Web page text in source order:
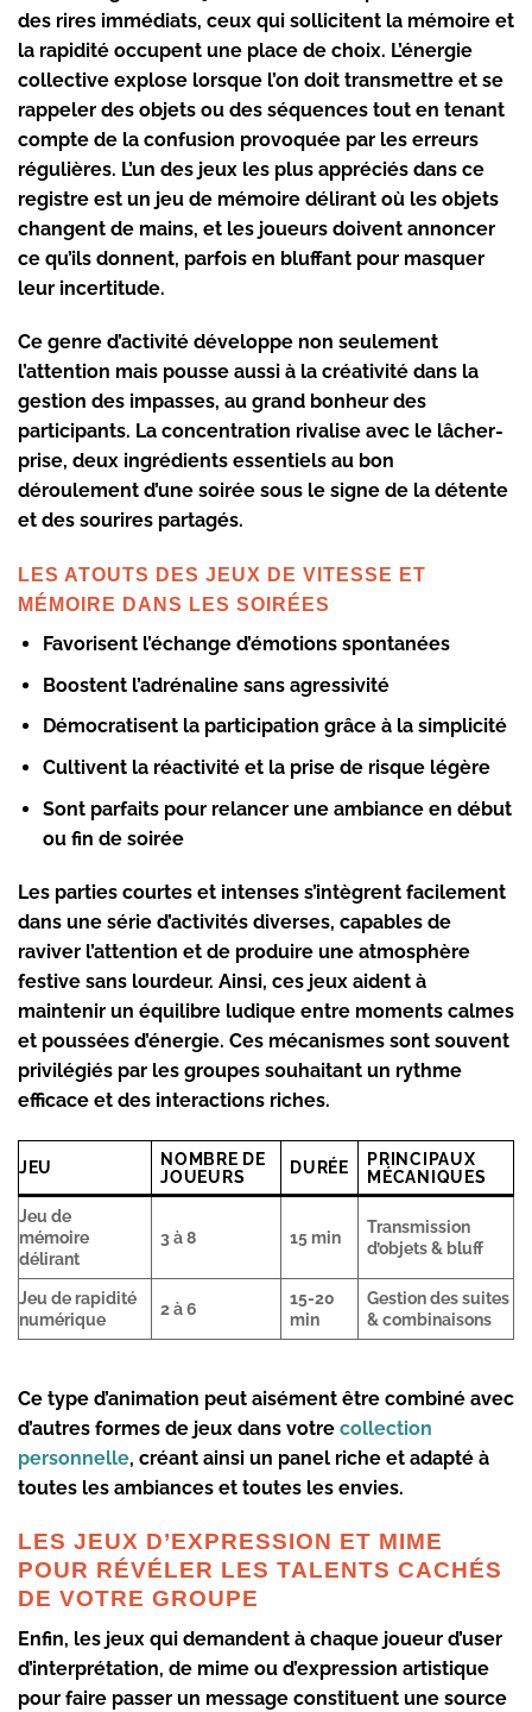
des rires immédiats, ceux qui sollicitent la mémoire et
la rapidité occupent une place de choix. L’énergie
collective explose lorsque l’on doit transmettre et se
rappeler des objets ou des séquences tout en tenant
compte de la confusion provoquée par les erreurs
régulières. L’un des jeux les plus appréciés dans ce
registre est un jeu de mémoire délirant où les objets
changent de mains, et les joueurs doivent annoncer
ce qu’ils donnent, parfois en bluffant pour masquer
leur incertitude.
Ce genre d’activité développe non seulement
l’attention mais pousse aussi à la créativité dans la
gestion des impasses, au grand bonheur des
participants. La concentration rivalise avec le lâcher-
prise, deux ingrédients essentiels au bon
déroulement d’une soirée sous le signe de la détente
et des sourires partagés.
LES ATOUTS DES JEUX DE VITESSE ET
MÉMOIRE DANS LES SOIRÉES
Favorisent l’échange d’émotions spontanées
Boostent l’adrénaline sans agressivité
Démocratisent la participation grâce à la simplicité
Cultivent la réactivité et la prise de risque légère
Sont parfaits pour relancer une ambiance en début
ou fin de soirée
Les parties courtes et intenses s’intègrent facilement
dans une série d’activités diverses, capables de
raviver l’attention et de produire une atmosphère
festive sans lourdeur. Ainsi, ces jeux aident à
maintenir un équilibre ludique entre moments calmes
et poussées d’énergie. Ces mécanismes sont souvent
privilégiés par les groupes souhaitant un rythme
efficace et des interactions riches.
JEU
NOMBRE DE
JOUEURS
DURÉE
PRINCIPAUX
MÉCANIQUES
Jeu de
mémoire
délirant
3 à 8 15 min
Transmission
d’objets & bluff
Jeu de rapidité
numérique
2 à 6
15-20
min
Gestion des suites
& combinaisons
Ce type d’animation peut aisément être combiné avec
d’autres formes de jeux dans votre collection
personnelle, créant ainsi un panel riche et adapté à
toutes les ambiances et toutes les envies.
LES JEUX D’EXPRESSION ET MIME
POUR RÉVÉLER LES TALENTS CACHÉS
DE VOTRE GROUPE
Enfin, les jeux qui demandent à chaque joueur d’user
d’interprétation, de mime ou d’expression artistique
pour faire passer un message constituent une source